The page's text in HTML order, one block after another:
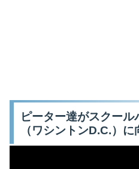
ピーター達がスクー
（ワシントンD.C.）に